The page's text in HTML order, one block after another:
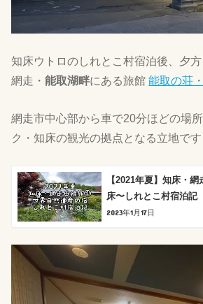
知床ウトロのしれとこ村宿泊後、夕
網走・能取湖畔にある旅館能取の荘
網走市中心部から車で20分ほどの場
ク・知床の観光の拠点となる立地です
【2021年夏】知床・
床〜しれとこ村宿泊記
2023年1月17日